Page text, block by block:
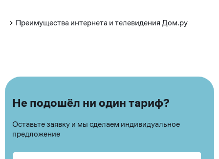
Преимущества интернета и телевидения Дом.ру
Не подошёл ни один тариф?
Оставьте заявку и мы сделаем индивидуальное
предложение